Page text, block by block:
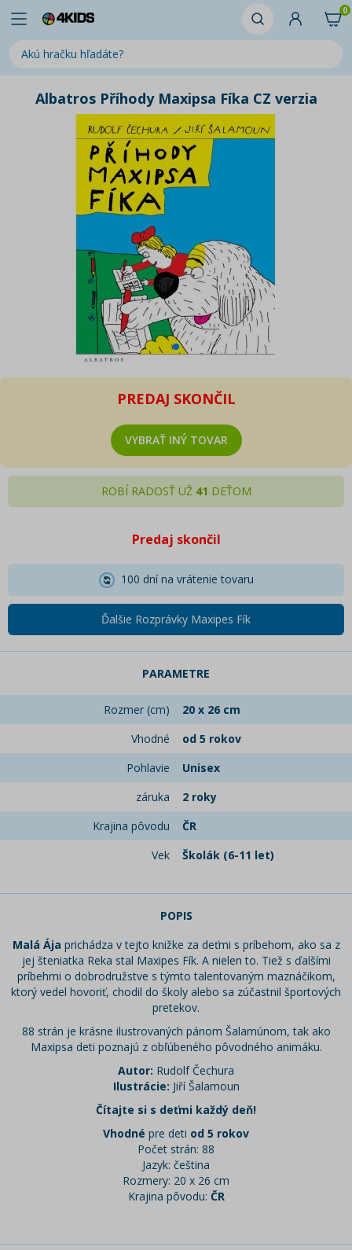
0
Albatros Příhody Maxipsa Fíka CZ verzia
PREDAJ SKONČIL
VYBRAŤ INÝ TOVAR
ROBÍ RADOSŤ UŽ 41 DEŤOM
Predaj skončil
100 dní na vrátenie tovaru
Ďalšie Rozprávky Maxipes Fík
PARAMETRE
Rozmer (cm)
20 x 26 cm
Vhodné
od 5 rokov
Pohlavie
Unisex
záruka
2 roky
Krajina pôvodu
ČR
Vek
Školák (6-11 let)
POPIS
Malá Ája prichádza v tejto knižke za deťmi s príbehom, ako sa z
jej šteniatka Reka stal Maxipes Fík. A nielen to. Tiež s ďalšími
príbehmi o dobrodružstve s týmto talentovaným maznáčikom,
ktorý vedel hovoriť, chodil do školy alebo sa zúčastnil športových
pretekov.
88 strán je krásne ilustrovaných pánom Šalamúnom, tak ako
Maxipsa deti poznajú z obľúbeného pôvodného animáku.
Autor: Rudolf Čechura
Ilustrácie: Jiří Šalamoun
Čítajte si s deťmi každý deň!
Vhodné pre deti od 5 rokov
Počet strán: 88
Jazyk: čeština
Rozmery: 20 x 26 cm
Krajina pôvodu: ČR